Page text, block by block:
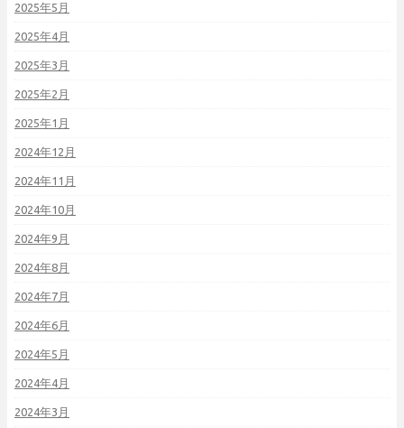
2025年5月
2025年4月
2025年3月
2025年2月
2025年1月
2024年12月
2024年11月
2024年10月
2024年9月
2024年8月
2024年7月
2024年6月
2024年5月
2024年4月
2024年3月